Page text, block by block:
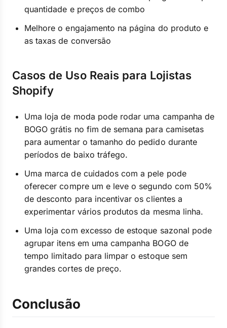
quantidade e preços de combo
Melhore o engajamento na página do produto e
as taxas de conversão
Casos de Uso Reais para Lojistas
Shopify
Uma loja de moda pode rodar uma campanha de
BOGO grátis no fim de semana para camisetas
para aumentar o tamanho do pedido durante
períodos de baixo tráfego.
Uma marca de cuidados com a pele pode
oferecer compre um e leve o segundo com 50%
de desconto para incentivar os clientes a
experimentar vários produtos da mesma linha.
Uma loja com excesso de estoque sazonal pode
agrupar itens em uma campanha BOGO de
tempo limitado para limpar o estoque sem
grandes cortes de preço.
Conclusão